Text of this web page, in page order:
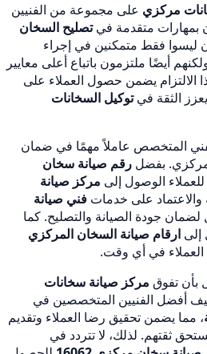
مركزي على مجموعة من الفنيين
بمهارات متقدمة فيتصليح السخان
ليسوا فقط متمكنين في إجراء
أيضًا ملتزمون باتباع أعلى معايير
الالتزام يضمن حصول العملاء على
الثقة فيتوكيل السخانات
المتخصص عاملاً مهمًا في ضمان
بفضل رقم صيانة سخان
الوصول إلى مركز صيانة
والاعتماد على خدمات فني صيانة
جودة الصيانة والتصليح. كما
إلى ارقام صيانة السخان المركزي
العملاء في أي وقت.
بأن تفوق مركز صيانة سخانات
أفضل الفنيين المتخصصين في
، مما يضمن تحقيق رضا العملاء وتقديم
ثقتهم. لذلك، لا تتردد في